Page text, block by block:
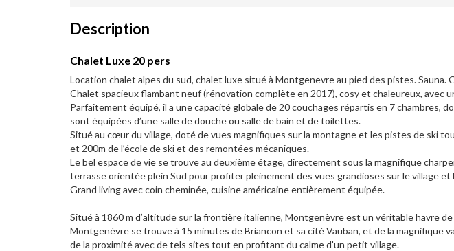
Description
Chalet Luxe 20 pers
Location chalet alpes du sud, chalet luxe situé à Montgenevre au pied des pistes. Sauna.
Chalet spacieux flambant neuf (rénovation complète en 2017), cosy et chaleureux, avec
Parfaitement équipé, il a une capacité globale de 20 couchages répartis en 7 chambres,
sont équipées d’une salle de douche ou salle de bain et de toilettes.
Situé au cœur du village, doté de vues magnifiques sur la montagne et les pistes de ski
et 200m de l’école de ski et des remontées mécaniques.
Le bel espace de vie se trouve au deuxième étage, directement sous la magnifique
terrasse orientée plein Sud pour profiter pleinement des vues grandioses sur le village et
Grand living avec coin cheminée, cuisine américaine entièrement équipée.​
Situé à 1860 m d’altitude sur la frontière italienne, Montgenèvre est un véritable havre
Montgenèvre se trouve à 15 minutes de Briancon et sa cité Vauban, et de la magnifique
de la proximité avec de tels sites tout en profitant du calme d'un petit village.